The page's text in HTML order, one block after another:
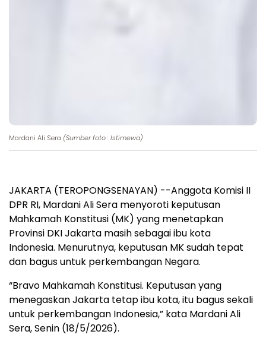
Mardani Ali Sera (Sumber foto : Istimewa)
JAKARTA (TEROPONGSENAYAN) --Anggota Komisi II
DPR RI, Mardani Ali Sera menyoroti keputusan
Mahkamah Konstitusi (MK) yang menetapkan
Provinsi DKI Jakarta masih sebagai ibu kota
Indonesia. Menurutnya, keputusan MK sudah tepat
dan bagus untuk perkembangan Negara.
“Bravo Mahkamah Konstitusi. Keputusan yang
menegaskan Jakarta tetap ibu kota, itu bagus sekali
untuk perkembangan Indonesia,” kata Mardani Ali
Sera, Senin (18/5/2026).